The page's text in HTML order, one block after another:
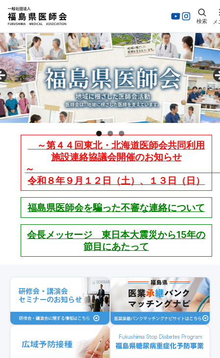
検索 メ
～第４４回東北・北海道医師会共同利用
施設連絡協議会開催のお知らせ
令和８年９月１２日（土）、１３日（日）
福島県医師会を騙った不審な連絡について
会長メッセージ 東日本大震災から15年の
節目にあたって